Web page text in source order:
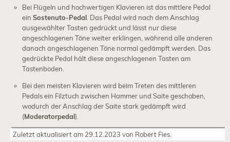
Service
Klavier-
Stimmen
Klavier-
Reparatur
Klavier
intonieren
Bei Flügeln und hochwertigen Klavieren ist das mittlere Pedal
ein Sostenuto-Pedal . Das Pedal wird nach dem Anschlag
ausgewählter Tasten gedrückt und lässt nur diese
angeschlagenen Töne weiter erklingen, während alle anderen
danach angeschlagenen Töne normal gedämpft werden. Das
gedrückte Pedal hält diese angeschlagenen Tasten am
Tastenboden.
Bei den meisten Klavieren wird beim Treten des mittleren
Pedals ein Filztuch zwischen Hammer und Saite geschoben,
wodurch der Anschlag der Saite stark gedämpft wird
(Moderatorpedal).
Zuletzt aktualisiert am 29.12.2023 von Robert Fies.